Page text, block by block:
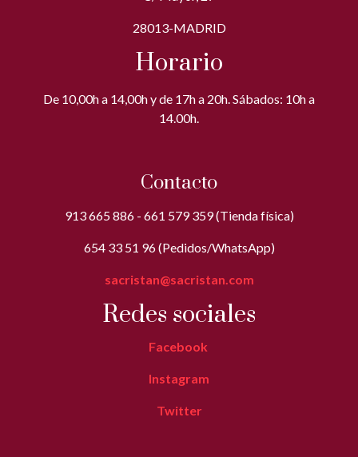
28013-MADRID
Horario
De 10,00h a 14,00h y de 17h a 20h. Sábados: 10h a
14.00h.
Contacto
913 665 886 - 661 579 359 (Tienda física)
654 33 51 96 (Pedidos/WhatsApp)
sacristan@sacristan.com
Redes sociales
Facebook
Instagram
Twitter